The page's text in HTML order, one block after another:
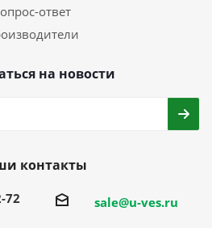
ответ
на новости
контакты
72 sale@u-ves.ru